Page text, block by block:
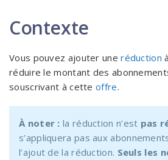
Contexte
Vous pouvez ajouter uneréduction
réduire le montant des
souscrivant à cetteoffre.
À noter : la réduction n’est pas
s’appliquera pas aux
l’ajout de la réduction. Seuls les